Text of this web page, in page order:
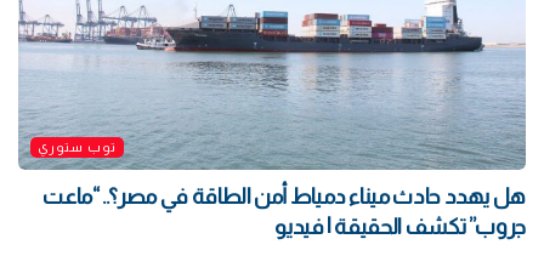
توب ستوري
هل يهدد حادث ميناء دمياط أمن الطاقة في مصر؟.. “ماعت
جروب” تكشف الحقيقة | فيديو